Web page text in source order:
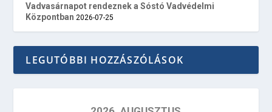
Vadvasárnapot rendeznek a Sóstó Vadvédelmi
Központban 2026-07-25
LEGUTÓBBI HOZZÁSZÓLÁSOK